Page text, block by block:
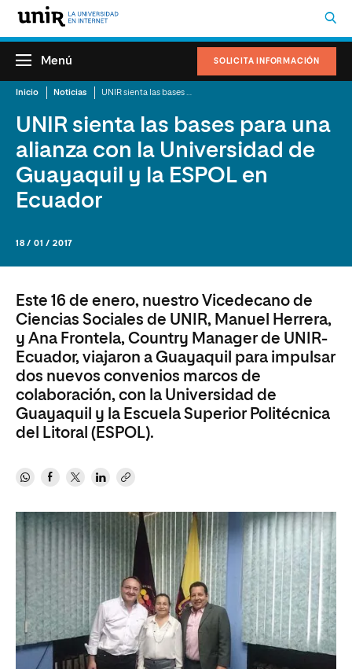
SOLICITA INFORMACIÓN
Menú
Inicio Noticias
UNIR sienta las bases para una
alianza con la Universidad de
Guayaquil y la ESPOL en
Ecuador
18 / 01 / 2017
Este 16 de enero, nuestro Vicedecano de
Ciencias Sociales de UNIR, Manuel Herrera,
y Ana Frontela, Country Manager de UNIR-
Ecuador, viajaron a Guayaquil para impulsar
dos nuevos convenios marcos de
colaboración, con la Universidad de
Guayaquil y la Escuela Superior Politécnica
del Litoral (ESPOL).